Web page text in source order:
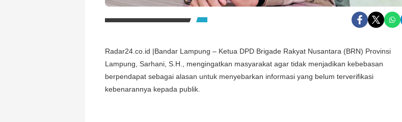
Radar24.co.id |Bandar Lampung – Ketua DPD Brigade Rakyat Nusantara (BRN) Provinsi
Lampung, Sarhani, S.H., mengingatkan masyarakat agar tidak menjadikan kebebasan
berpendapat sebagai alasan untuk menyebarkan informasi yang belum terverifikasi
kebenarannya kepada publik.